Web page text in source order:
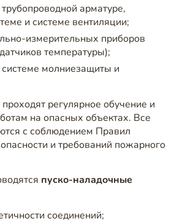
арматуре,
и системе вентиляции;
измерительных приборов
температуры);
молниезащиты и
регулярное обучение и
на опасных объектах. Все
с соблюдением Правил
и требований пожарного
пуско-наладочные
соединений;